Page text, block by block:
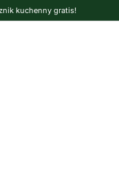
kuchenny gratis!